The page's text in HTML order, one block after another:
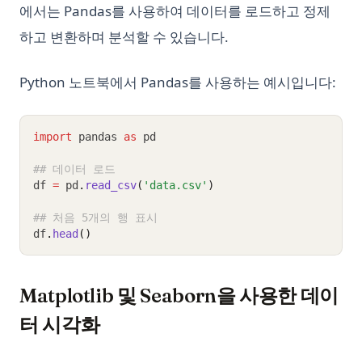
에서는 Pandas를 사용하여 데이터를 로드하고 정제
하고 변환하며 분석할 수 있습니다.
Python 노트북에서 Pandas를 사용하는 예시입니다:
import pandas as pd
## 데이터 로드
df = pd . read_csv( 'data.csv' )
## 처음 5개의 행 표시
df. head ()
Matplotlib 및 Seaborn을 사용한 데이
터 시각화